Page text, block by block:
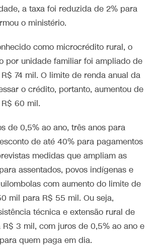
a taxa foi reduzida de 2% para
o ministério.
como microcrédito rural, o
por unidade familiar foi ampliado de
74 mil. O limite de renda anual da
o crédito, portanto, aumentou de
60 mil.
de 0,5% ao ano, três anos para
de até 40% para pagamentos
medidas que ampliam as
assentados, povos indígenas e
com aumento do limite de
mil para R$ 55 mil. Ou seja,
técnica e extensão rural de
3 mil, com juros de 0,5% ao ano e
quem paga em dia.